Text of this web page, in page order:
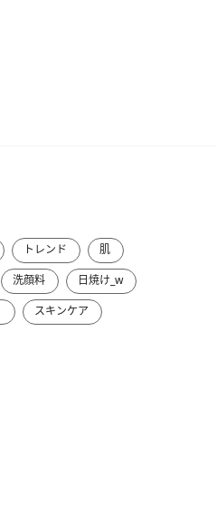
トレンド
肌
洗顔料
日焼け_w
スキンケア